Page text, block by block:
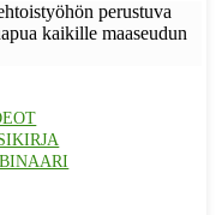
perustuva
kaikille maaseudun